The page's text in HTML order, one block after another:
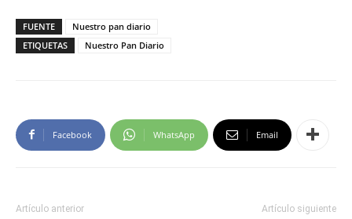
FUENTE
Nuestro pan diario
ETIQUETAS
Nuestro Pan Diario
Facebook WhatsApp Email
Artículo anterior Artículo siguiente